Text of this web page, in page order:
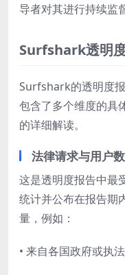
导者对其进行持续监
Surfshark透明
Surfshark的透明度
包含了多个维度的具
的详细解读。
法律请求与用户
这是透明度报告中最
统计并公布在报告期
量，例如：
• 来自各国政府或执